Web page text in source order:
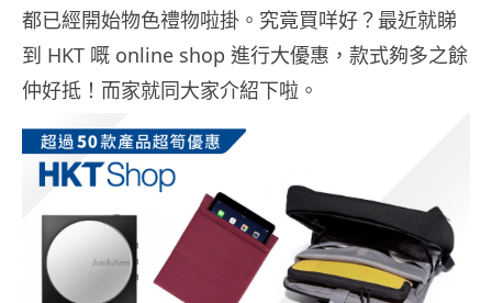
都已經開始物色禮物啦掛。究竟買咩好？最近就睇
到 HKT 嘅 online shop 進行大優惠，款式夠多之餘
仲好抵！而家就同大家介紹下啦。